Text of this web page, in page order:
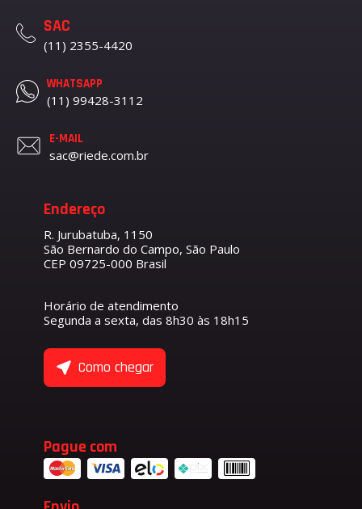
SAC
(11) 2355-4420
WHATSAPP
(11) 99428-3112
E-MAIL
sac@riede.com.br
Endereço
R. Jurubatuba, 1150
São Bernardo do Campo, São Paulo
CEP 09725-000 Brasil
Horário de atendimento
Segunda a sexta, das 8h30 às 18h15
Como chegar
Pague com